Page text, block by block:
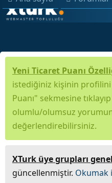
Yeni Ticaret Puanı
istediğiniz kişinin
Puanı" sekmesine
olumlu/olumsuz
değerlendirebilirsiniz.
XTurk üye grupları
güncellenmiştir. Okumak